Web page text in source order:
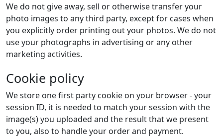
We do not give away, sell or otherwise transfer your
photo images to any third party, except for cases when
you explicitly order printing out your photos. We do not
use your photographs in advertising or any other
marketing activities.
Cookie policy
We store one first party cookie on your browser - your
session ID, it is needed to match your session with the
image(s) you uploaded and the result that we present
to you, also to handle your order and payment.